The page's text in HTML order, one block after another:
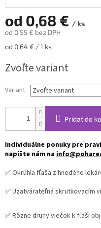
od 0,68 € / ks
od 0,55 € bez DPH
Jednotková
od 0,64 € / 1 ks
Zvoľte variant
Variant
Pridať do
Individuálne ponuky pre
napíšte nám na
✅ Okrúhla fľaša z hnedého
✅ Uzatvárateľná skrutkovacím
✅ Rôzne druhy viečok k fľaši